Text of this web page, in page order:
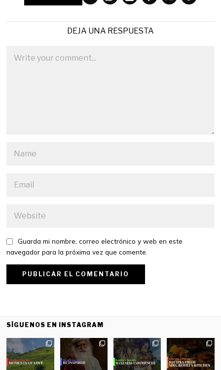
DEJA UNA RESPUESTA
Guarda mi nombre, correo electrónico y web en este
navegador para la próxima vez que comente.
SÍGUENOS EN INSTAGRAM